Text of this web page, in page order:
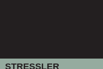
STRESSLER